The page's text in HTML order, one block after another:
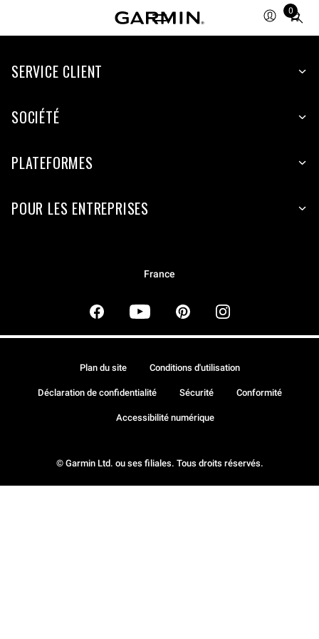
0
Total
items
cart:
SERVICE CLIENT
SOCIÉTÉ
PLATEFORMES
POUR LES ENTREPRISES
France
© Garmin Ltd. ou ses filiales. Tous droits réservés.
Plan du site Conditions d'utilisation
Déclaration de confidentialité Sécurité Conformité
Accessibilité numérique